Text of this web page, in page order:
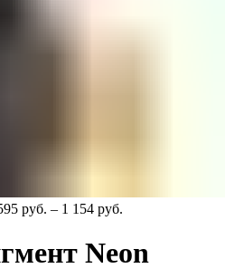
руб. – 1 154 руб.
Neon